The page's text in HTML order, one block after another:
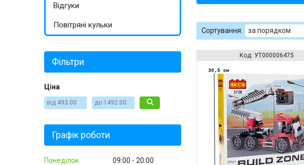
УТ000006475
Відгуки
Повітряні кульки
Фільтри
Ціна
Графік роботи
Понеділок 09:00
20:00